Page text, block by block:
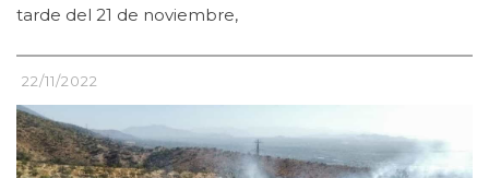
tarde del 21 de noviembre,
22/11/2022